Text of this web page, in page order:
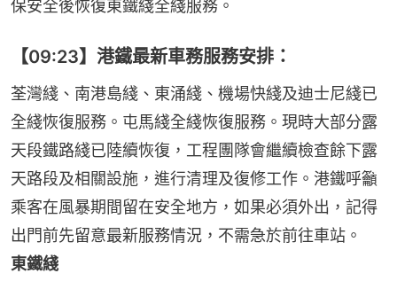
保安全後恢復東鐵綫全綫服務。
【09:23】港鐵最新車務服務安排：
荃灣綫、南港島綫、東涌綫、機場快綫及迪士尼綫已
全綫恢復服務。屯馬綫全綫恢復服務。現時大部分露
天段鐵路綫已陸續恢復，工程團隊會繼續檢查餘下露
天路段及相關設施，進行清理及復修工作。港鐵呼籲
乘客在風暴期間留在安全地方，如果必須外出，記得
出門前先留意最新服務情況，不需急於前往車站。
東鐵綫